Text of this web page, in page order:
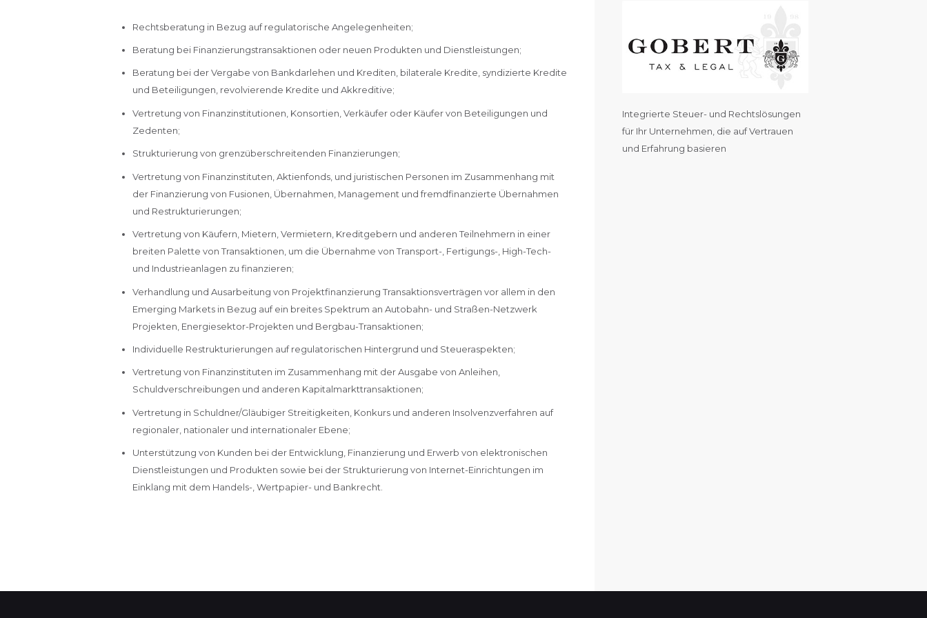
Rechtsberatung in Bezug auf regulatorische Angelegenheiten;
Beratung bei Finanzierungstransaktionen oder neuen Produkten und Dienstleistungen;
Beratung bei der Vergabe von Bankdarlehen und Krediten, bilaterale Kredite, syndizierte Kredite
und Beteiligungen, revolvierende Kredite und Akkreditive;
Vertretung von Finanzinstitutionen, Konsortien, Verkäufer oder Käufer von Beteiligungen und
Zedenten;
Strukturierung von grenzüberschreitenden Finanzierungen;
Vertretung von Finanzinstituten, Aktienfonds, und juristischen Personen im Zusammenhang mit
der Finanzierung von Fusionen, Übernahmen, Management und fremdfinanzierte Übernahmen
und Restrukturierungen;
Vertretung von Käufern, Mietern, Vermietern, Kreditgebern und anderen Teilnehmern in einer
breiten Palette von Transaktionen, um die Übernahme von Transport-, Fertigungs-, High-Tech-
und Industrieanlagen zu finanzieren;
Verhandlung und Ausarbeitung von Projektfinanzierung Transaktionsverträgen vor allem in den
Emerging Markets in Bezug auf ein breites Spektrum an Autobahn- und Straßen-Netzwerk
Projekten, Energiesektor-Projekten und Bergbau-Transaktionen;
Individuelle Restrukturierungen auf regulatorischen Hintergrund und Steueraspekten;
Vertretung von Finanzinstituten im Zusammenhang mit der Ausgabe von Anleihen,
Schuldverschreibungen und anderen Kapitalmarkttransaktionen;
Vertretung in Schuldner/Gläubiger Streitigkeiten, Konkurs und anderen Insolvenzverfahren auf
regionaler, nationaler und internationaler Ebene;
Unterstützung von Kunden bei der Entwicklung, Finanzierung und Erwerb von elektronischen
Dienstleistungen und Produkten sowie bei der Strukturierung von Internet-Einrichtungen im
Einklang mit dem Handels-, Wertpapier- und Bankrecht.
Integrierte Steuer- und Rechtslösungen
für Ihr Unternehmen, die auf Vertrauen
und Erfahrung basieren